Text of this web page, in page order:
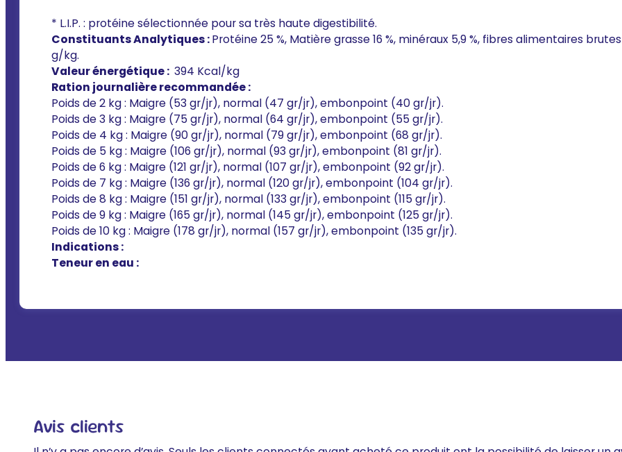
* L.I.P. : protéine sélectionnée pour sa très haute digestibilité.
Constituants Analytiques :Protéine 25 %, Matière grasse 16 %, minéraux 5,9 %, fibres alimentaires
g/kg.
Valeur énergétique : 394 Kcal/kg
Ration journalière recommandée :
Poids de 2 kg : Maigre (53 gr/jr), normal (47 gr/jr), embonpoint (40 gr/jr).
Poids de 3 kg : Maigre (75 gr/jr), normal (64 gr/jr), embonpoint (55 gr/jr).
Poids de 4 kg : Maigre (90 gr/jr), normal (79 gr/jr), embonpoint (68 gr/jr).
Poids de 5 kg : Maigre (106 gr/jr), normal (93 gr/jr), embonpoint (81 gr/jr).
Poids de 6 kg : Maigre (121 gr/jr), normal (107 gr/jr), embonpoint (92 gr/jr).
Poids de 7 kg : Maigre (136 gr/jr), normal (120 gr/jr), embonpoint (104 gr/jr).
Poids de 8 kg : Maigre (151 gr/jr), normal (133 gr/jr), embonpoint (115 gr/jr).
Poids de 9 kg : Maigre (165 gr/jr), normal (145 gr/jr), embonpoint (125 gr/jr).
Poids de 10 kg : Maigre (178 gr/jr), normal (157 gr/jr), embonpoint (135 gr/jr).
Indications :
Teneur en eau :
Avis clients